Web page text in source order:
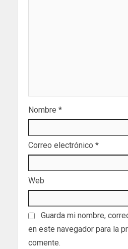
Nombre *
Correo electrónico *
Web
Guarda mi nombre,
en este navegador para la
comente.